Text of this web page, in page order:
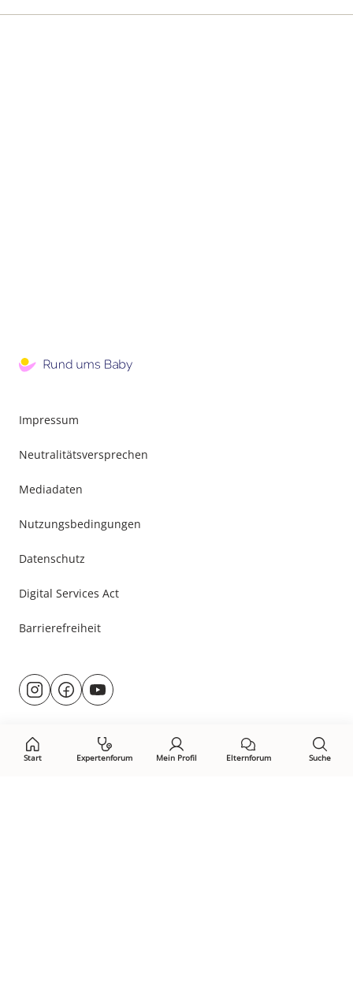
Start Expertenforum Mein Profil Elternforum Suche
Impressum
Neutralitätsversprechen
Mediadaten
Nutzungsbedingungen
Datenschutz
Digital Services Act
Barrierefreiheit
Besuche
uns@rund.ums.baby
facebook.com/rundumsbaby.de
youtube.com/@rundumsbaby_